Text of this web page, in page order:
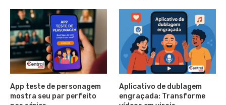
App teste de personagem
mostra seu par perfeito
Aplicativo de dublagem
engraçada: Transforme